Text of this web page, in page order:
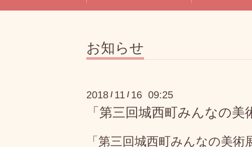
お知らせ
2018 / 11 / 16 09:25
「第三回城西町みんなの美
「第三回城西町みんなの美術